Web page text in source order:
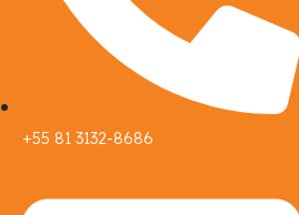
+55 81 3132-8686